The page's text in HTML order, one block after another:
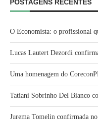
POSTAGENS RECENTES
O Economista: o profissional
Lucas Lautert Dezordi
Uma homenagem do
Tatiani Sobrinho Del Bianco
Jurema Tomelin confirmada